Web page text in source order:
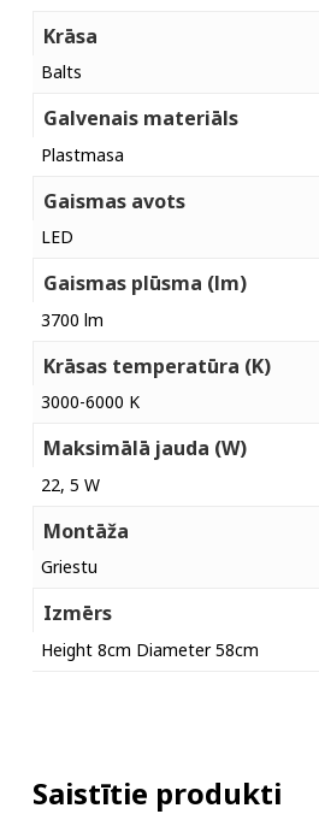
Krāsa
Balts
Galvenais materiāls
Plastmasa
Gaismas avots
LED
Gaismas plūsma (lm)
3700 lm
Krāsas temperatūra (K)
3000-6000 K
Maksimālā jauda (W)
22, 5 W
Montāža
Griestu
Izmērs
Height 8cm Diameter 58cm
Saistītie produkti